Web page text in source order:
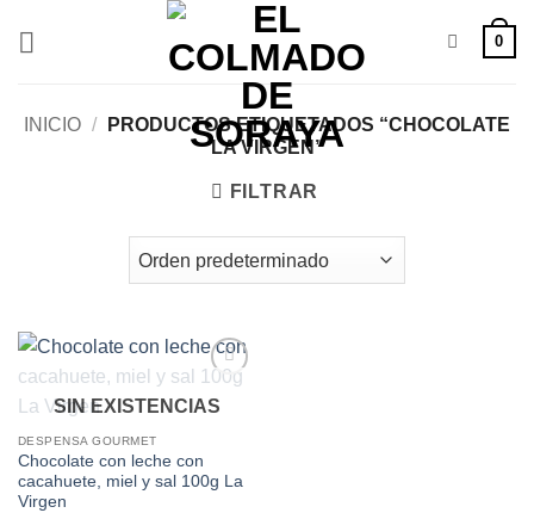
0
INICIO /
PRODUCTOS ETIQUETADOS “CHOCOLATE
LA VIRGEN”
FILTRAR
a la
SIN EXISTENCIAS
DESPENSA GOURMET
Chocolate con leche con
cacahuete, miel y sal 100g La
Virgen